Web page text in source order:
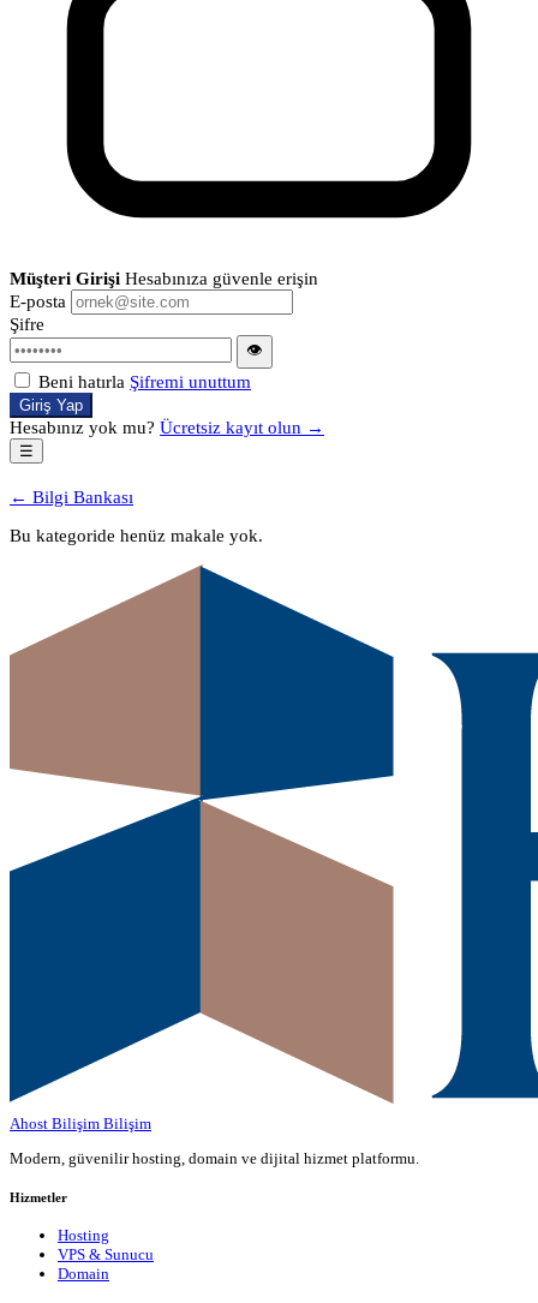
Müşteri Girişi Hesabınıza güvenle erişin
E-posta
Şifre
👁
Beni hatırla Şifremi unuttum
Giriş Yap
Hesabınız yok mu? Ücretsiz kayıt olun →
☰
← Bilgi Bankası
Bu kategoride henüz makale yok.
Ahost Bilişim Bilişim
Modern, güvenilir hosting, domain ve dijital hizmet platformu.
Hizmetler
Hosting
VPS & Sunucu
Domain